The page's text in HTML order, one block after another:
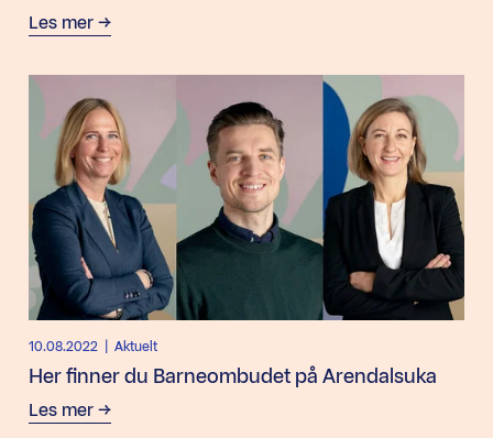
Les mer
10.08.2022 | Aktuelt
Her finner du Barneombudet på Arendalsuka
Les mer